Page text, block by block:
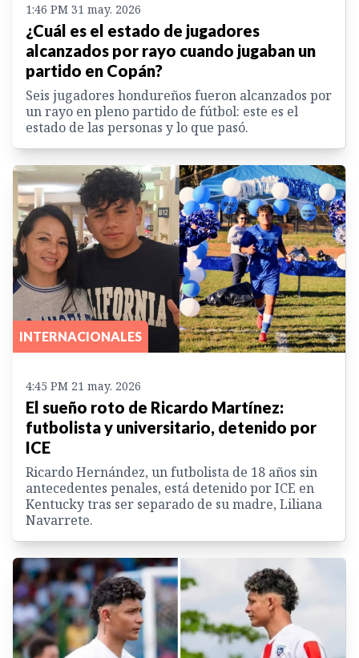
1:46 PM 31 may. 2026
¿Cuál es el estado de jugadores
alcanzados por rayo cuando jugaban un
partido en Copán?
Seis jugadores hondureños fueron alcanzados por
un rayo en pleno partido de fútbol: este es el
estado de las personas y lo que pasó.
INTERNACIONALES
4:45 PM 21 may. 2026
El sueño roto de Ricardo Martínez:
futbolista y universitario, detenido por
ICE
Ricardo Hernández, un futbolista de 18 años sin
antecedentes penales, está detenido por ICE en
Kentucky tras ser separado de su madre, Liliana
Navarrete.